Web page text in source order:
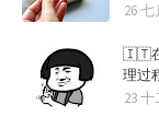
26 七
🇮🇹在
理过
23 十